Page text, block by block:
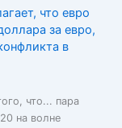
что евро
за евро,
в
что... пара
на волне